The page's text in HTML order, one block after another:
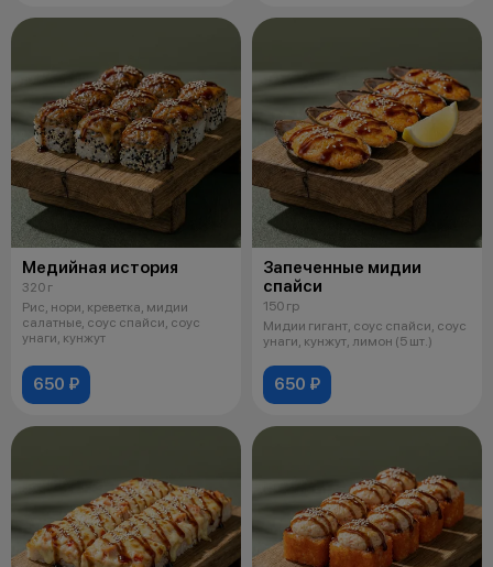
Медийная история
320 г
Рис, нори, креветка, мидии
салатные, соус спайси, соус
унаги, кунжут
650 ₽
Запеченные мидии
спайси
150 гр
Мидии гигант, соус спайси, соус
унаги, кунжут, лимон (5 шт.)
650 ₽